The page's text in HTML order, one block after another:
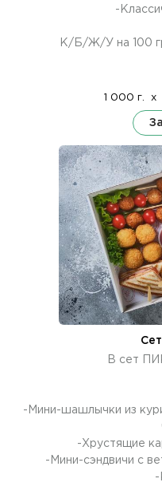
-
К/Б/Ж/У на 100 гр
1 000 г. x
В сет
-Мини-шашлычки из
-Хрустящие
-Мини-сэндвичи с
-